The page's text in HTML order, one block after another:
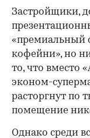
Застройщики,
«премиальный
кофейни», но
то, что вместо
эконом-
расторгнут по
помещение
Однако среди